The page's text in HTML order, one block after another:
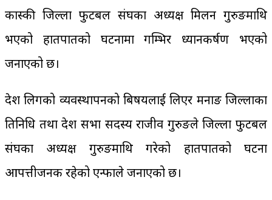
कास्की जिल्ला फुटबल संघका अध्यक्ष मिलन गुरुङमाथि
भएको हातपातको घटनामा गम्भिर ध्यानकर्षण भएको
जनाएको छ।
प्रदेश लिगको व्यवस्थापनको बिषयलाई लिएर मनाङ जिल्लाका
प्रतिनिधि तथा प्रदेश सभा सदस्य राजीव गुरुङले जिल्ला फुटबल
संघका अध्यक्ष गुरुङमाथि गरेको हातपातको घटना
आपत्तीजनक रहेको एन्फाले जनाएको छ।